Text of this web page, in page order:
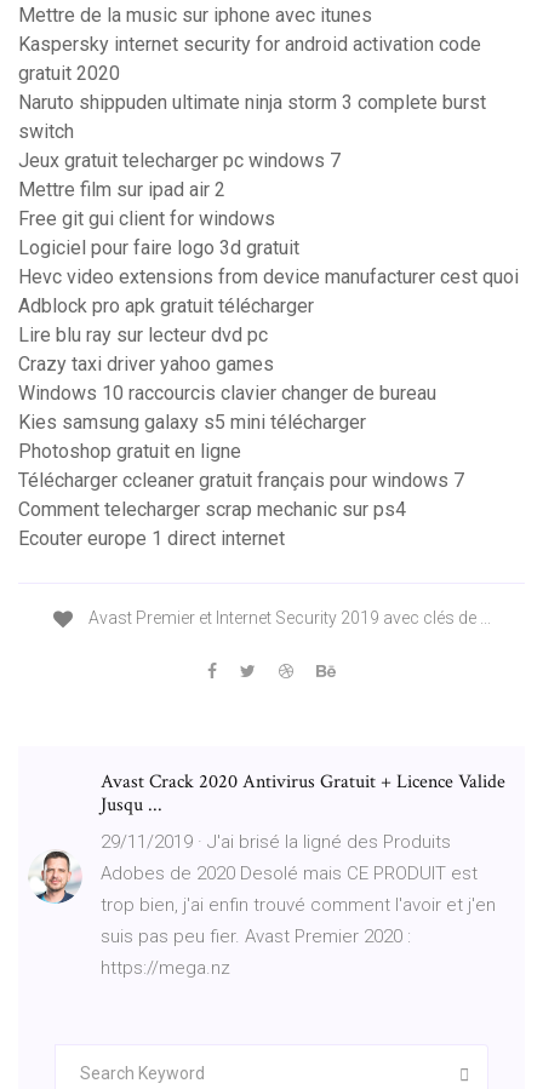
Mettre de la music sur iphone avec itunes
Kaspersky internet security for android activation code
gratuit 2020
Naruto shippuden ultimate ninja storm 3 complete burst
switch
Jeux gratuit telecharger pc windows 7
Mettre film sur ipad air 2
Free git gui client for windows
Logiciel pour faire logo 3d gratuit
Hevc video extensions from device manufacturer cest quoi
Adblock pro apk gratuit télécharger
Lire blu ray sur lecteur dvd pc
Crazy taxi driver yahoo games
Windows 10 raccourcis clavier changer de bureau
Kies samsung galaxy s5 mini télécharger
Photoshop gratuit en ligne
Télécharger ccleaner gratuit français pour windows 7
Comment telecharger scrap mechanic sur ps4
Ecouter europe 1 direct internet
Avast Premier et Internet Security 2019 avec clés de ...
Avast Crack 2020 Antivirus Gratuit + Licence Valide
Jusqu ...
29/11/2019 · J'ai brisé la ligné des Produits
Adobes de 2020 Desolé mais CE PRODUIT est
trop bien, j'ai enfin trouvé comment l'avoir et j'en
suis pas peu fier. Avast Premier 2020 :
https://mega.nz